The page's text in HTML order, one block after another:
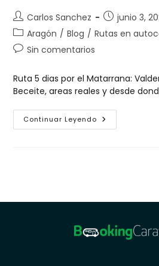
Carlos Sanchez
junio 3,
Aragón / Blog / Rutas en
Sin comentarios
Ruta 5 dias por el Matarrana:
Beceite, areas reales y desde
Continuar Leyendo